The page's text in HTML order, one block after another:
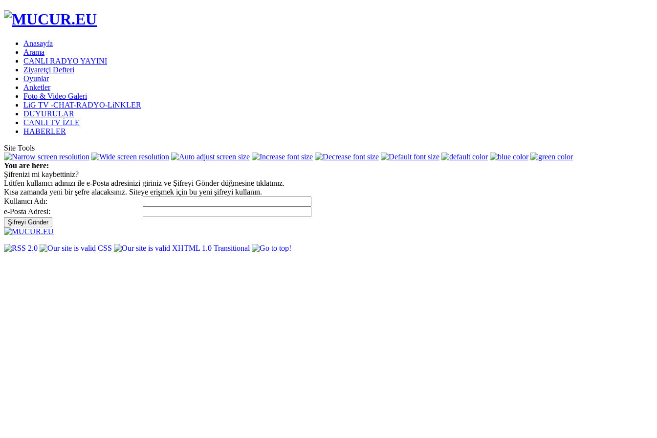
Anasayfa
Arama
CANLI RADYO YAYINI
Ziyaretçi Defteri
Oyunlar
Anketler
Foto & Video Galeri
LiG TV -CHAT-RADYO-LiNKLER
DUYURULAR
CANLI TV İZLE
HABERLER
Site Tools
You are here:
Şifrenizi mi kaybettiniz?
Lütfen kullanıcı adınızı ile e-Posta adresinizi giriniz ve Şifreyi Gönder düğmesine tıklatınız.
Kısa zamanda yeni bir şefre alacaksınız. Siteye erişmek için bu yeni şifreyi kullanın.
Kullanıcı Adı:
e-Posta Adresi: